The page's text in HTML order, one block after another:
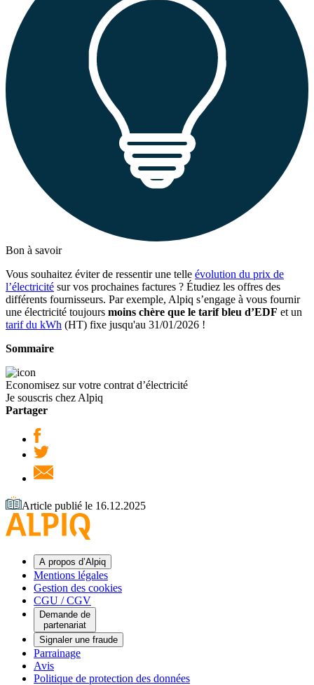
Bon à savoir
Vous souhaitez éviter de ressentir une telle évolution du prix de
l’électricité sur vos prochaines factures ? Étudiez les offres des
différents fournisseurs. Par exemple, Alpiq s’engage à vous fournir
une électricité toujours moins chère que le tarif bleu d’EDF et un
tarif du kWh (HT) fixe jusqu'au 31/01/2026 !
Sommaire
Economisez sur votre contrat d’électricité
Je souscris chez Alpiq
Partager
Article publié le 16.12.2025
A propos d’Alpiq
Mentions légales
Gestion des cookies
CGU / CGV
Demande de
partenariat
Signaler une fraude
Parrainage
Avis
Politique de protection des données